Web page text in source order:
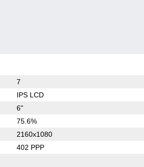
7
IPS LCD
6"
75.6%
2160x1080
402 PPP